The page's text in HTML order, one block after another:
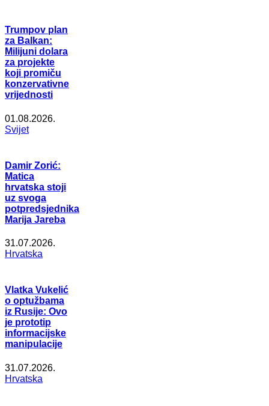
Trumpov plan
za Balkan:
Milijuni dolara
za projekte
koji promiču
konzervativne
vrijednosti
01.08.2026.
Svijet
Damir Zorić:
Matica
hrvatska stoji
uz svoga
potpredsjednika
Marija Jareba
31.07.2026.
Hrvatska
Vlatka Vukelić
o optužbama
iz Rusije: Ovo
je prototip
informacijske
manipulacije
31.07.2026.
Hrvatska